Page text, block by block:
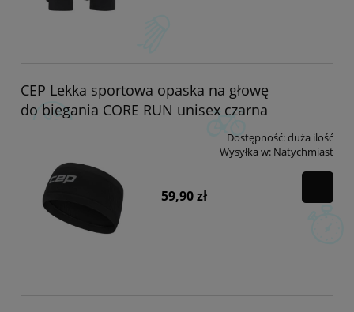
CEP Lekka sportowa opaska na głowę
do biegania CORE RUN unisex czarna
Dostępność:duża ilość
Wysyłka w: Natychmiast
59,90 zł